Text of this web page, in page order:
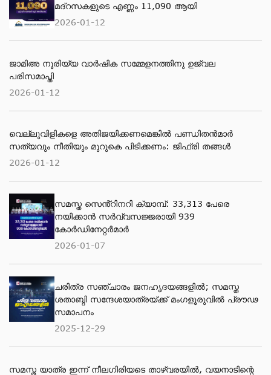
മദ്റസകളുടെ എണ്ണം 11,090 ആയി
2026-01-12
ജാമിഅ നൂരിയ്യ വാര്‍ഷിക സമ്മേളനത്തിനു ഉജ്വല
പരിസമാപ്തി
2026-01-12
വെല്ലുവിളികളെ അതിജയിക്കണമെങ്കിൽ പണ്ഡിതൻമാർ
സത്യവും നീതിയും മുറുകെ പിടിക്കണം: ജിഫ്‌രി തങ്ങൾ
2026-01-12
സമസ്ത സെൻ്റിനറി ക്യാമ്പ്: 33,313 പേരെ
നയിക്കാൻ സർവ്വസജ്ജരായി 939
കോർഡിനേറ്റർമാർ
2026-01-07
ചരിത്ര സഞ്ചാരം ജനഹൃദയങ്ങളിൽ; സമസ്ത
ശതാബ്ദി സന്ദേശയാത്രയ്ക്ക് മംഗളൂരുവിൽ പ്രൗഢ
സമാപനം
2025-12-29
സമസ്ത യാത്ര ഇന്ന് നീലഗിരിയടെ താഴ്‌വരയിൽ, വയനാടിന്റെ